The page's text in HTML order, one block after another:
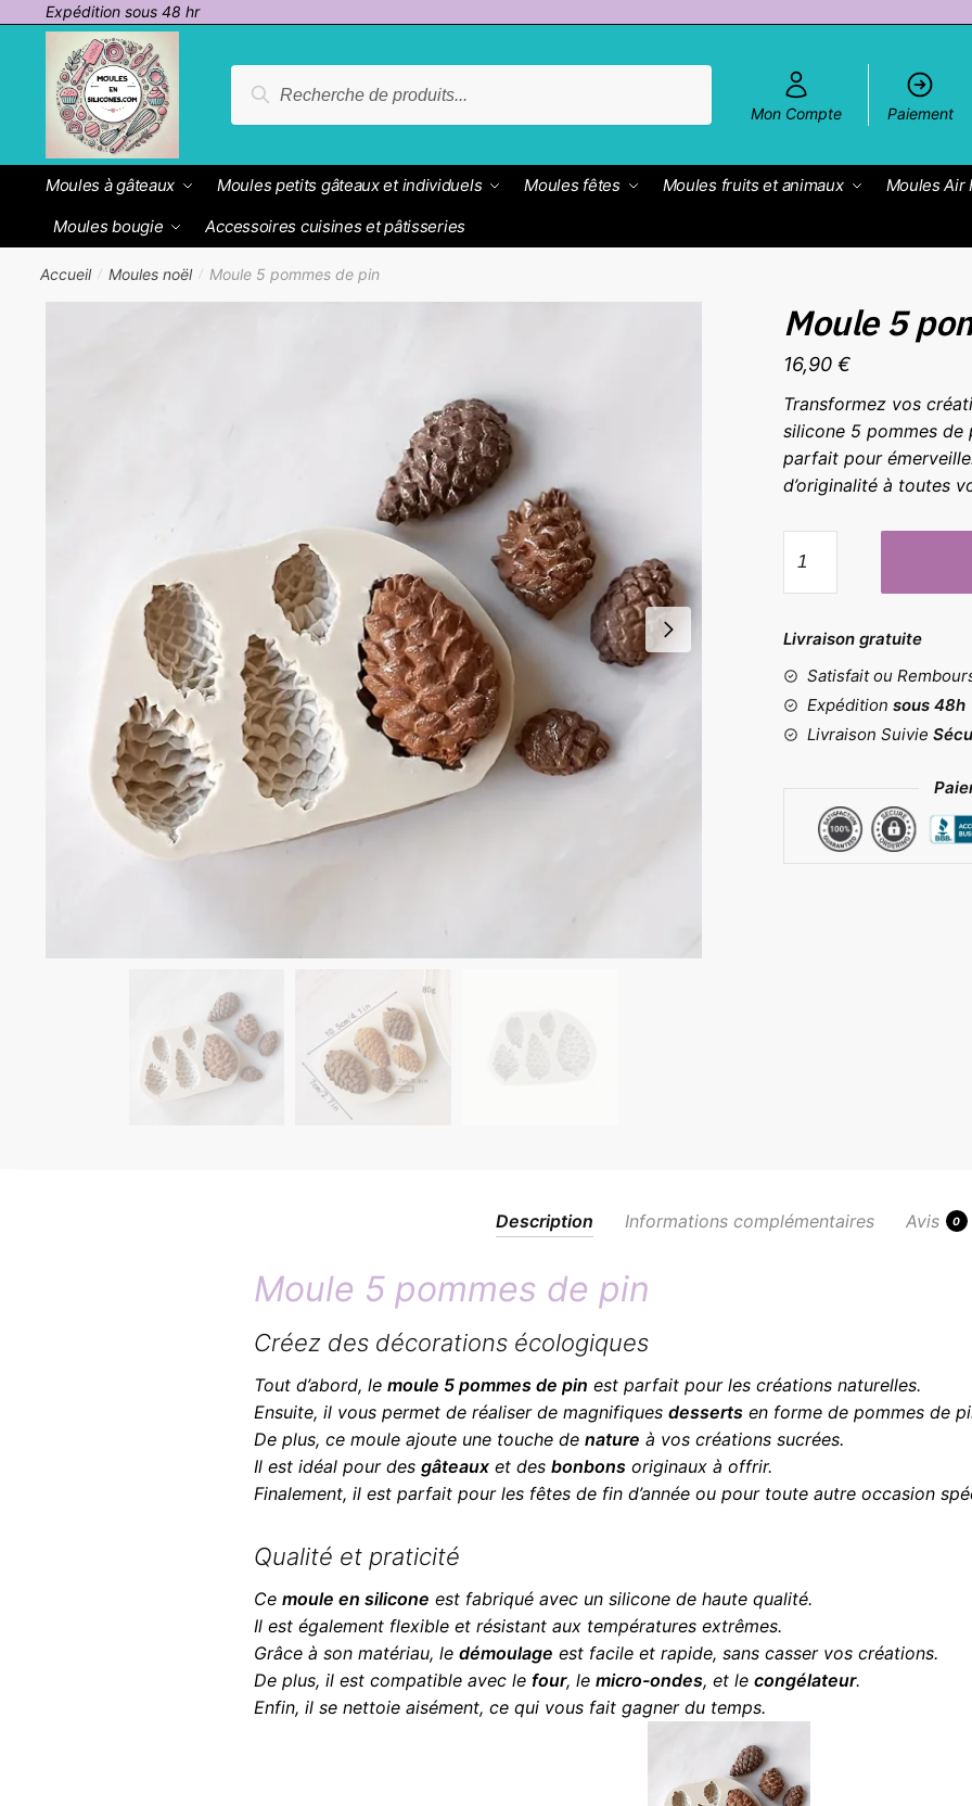
Passer
navigation
contenu
Expédition sous 48 hr
pour :
Recherche
Mon Compte
Paiement
Moules à gâteaux Moules petits gâteaux et individuels Moules fêtes Moules fruits et animaux
Moules Air
Moules bougie
Accessoires cuisines et pâtisseries
Accueil / Moules noël / Moule 5 pommes de pin
Moule 5
16,90€
Transformez vos
silicone 5 pommes de
parfait pour
d’originalité à toutes
de
Moule
pommes
de
pin
Livraison gratuite
Satisfait ou
Expédition sous 48h
Livraison Suivie
Description Informations complémentaires Avis 0
Moule 5 pommes de pin
Créez des décorations écologiques
Tout d’abord, le moule 5 pommes de pin est parfait pour les créations naturelles.
Ensuite, il vous permet de réaliser de magnifiques dessertsen forme de pommes de
De plus, ce moule ajoute une touche de nature à vos créations sucrées.
Il est idéal pour des gâteauxet des bonbonsoriginaux à offrir.
Finalement, il est parfait pour les fêtes de fin d’année ou pour toute autre occasion
Qualité et praticité
Ce moule en silicone est fabriqué avec un silicone de haute qualité.
Il est également flexible et résistant aux températures extrêmes.
Grâce à son matériau, le démoulage est facile et rapide, sans casser vos créations.
De plus, il est compatible avec le four, le micro-ondes, et le congélateur.
Enfin, il se nettoie aisément, ce qui vous fait gagner du temps.